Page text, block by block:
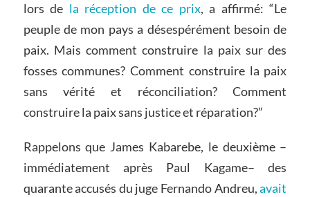
lors de la réception de ce prix, a affirmé: “Le
peuple de mon pays a désespérément besoin de
paix. Mais comment construire la paix sur des
fosses communes? Comment construire la paix
sans vérité et réconciliation? Comment
construire la paix sans justice et réparation?”
Rappelons que James Kabarebe, le deuxième –
immédiatement après Paul Kagame– des
quarante accusés du juge Fernando Andreu,avait